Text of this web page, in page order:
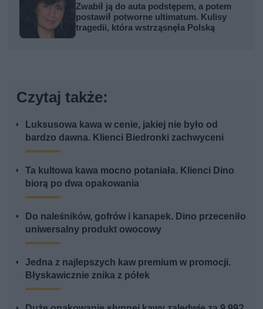
Zwabił ją do auta podstępem, a potem
postawił potworne ultimatum. Kulisy
tragedii, która wstrząsnęła Polską
Czytaj także:
Luksusowa kawa w cenie, jakiej nie było od
bardzo dawna. Klienci Biedronki zachwyceni
Ta kultowa kawa mocno potaniała. Klienci Dino
biorą po dwa opakowania
Do naleśników, gofrów i kanapek. Dino przeceniło
uniwersalny produkt owocowy
Jedna z najlepszych kaw premium w promocji.
Błyskawicznie znika z półek